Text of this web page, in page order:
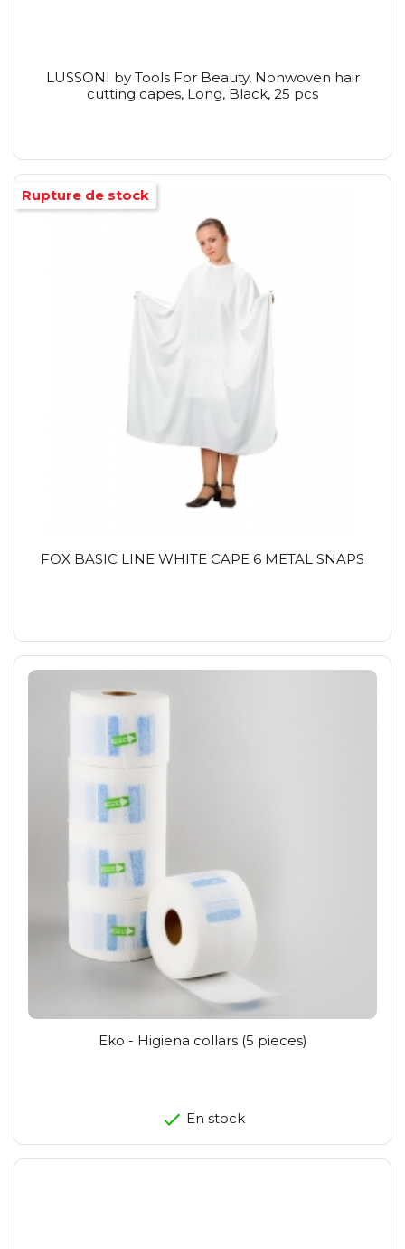
LUSSONI by Tools For Beauty, Nonwoven hair
cutting capes, Long, Black, 25 pcs
FOX BASIC LINE WHITE CAPE 6 METAL SNAPS
Rupture de stock
Eko - Higiena collars (5 pieces)
En stock